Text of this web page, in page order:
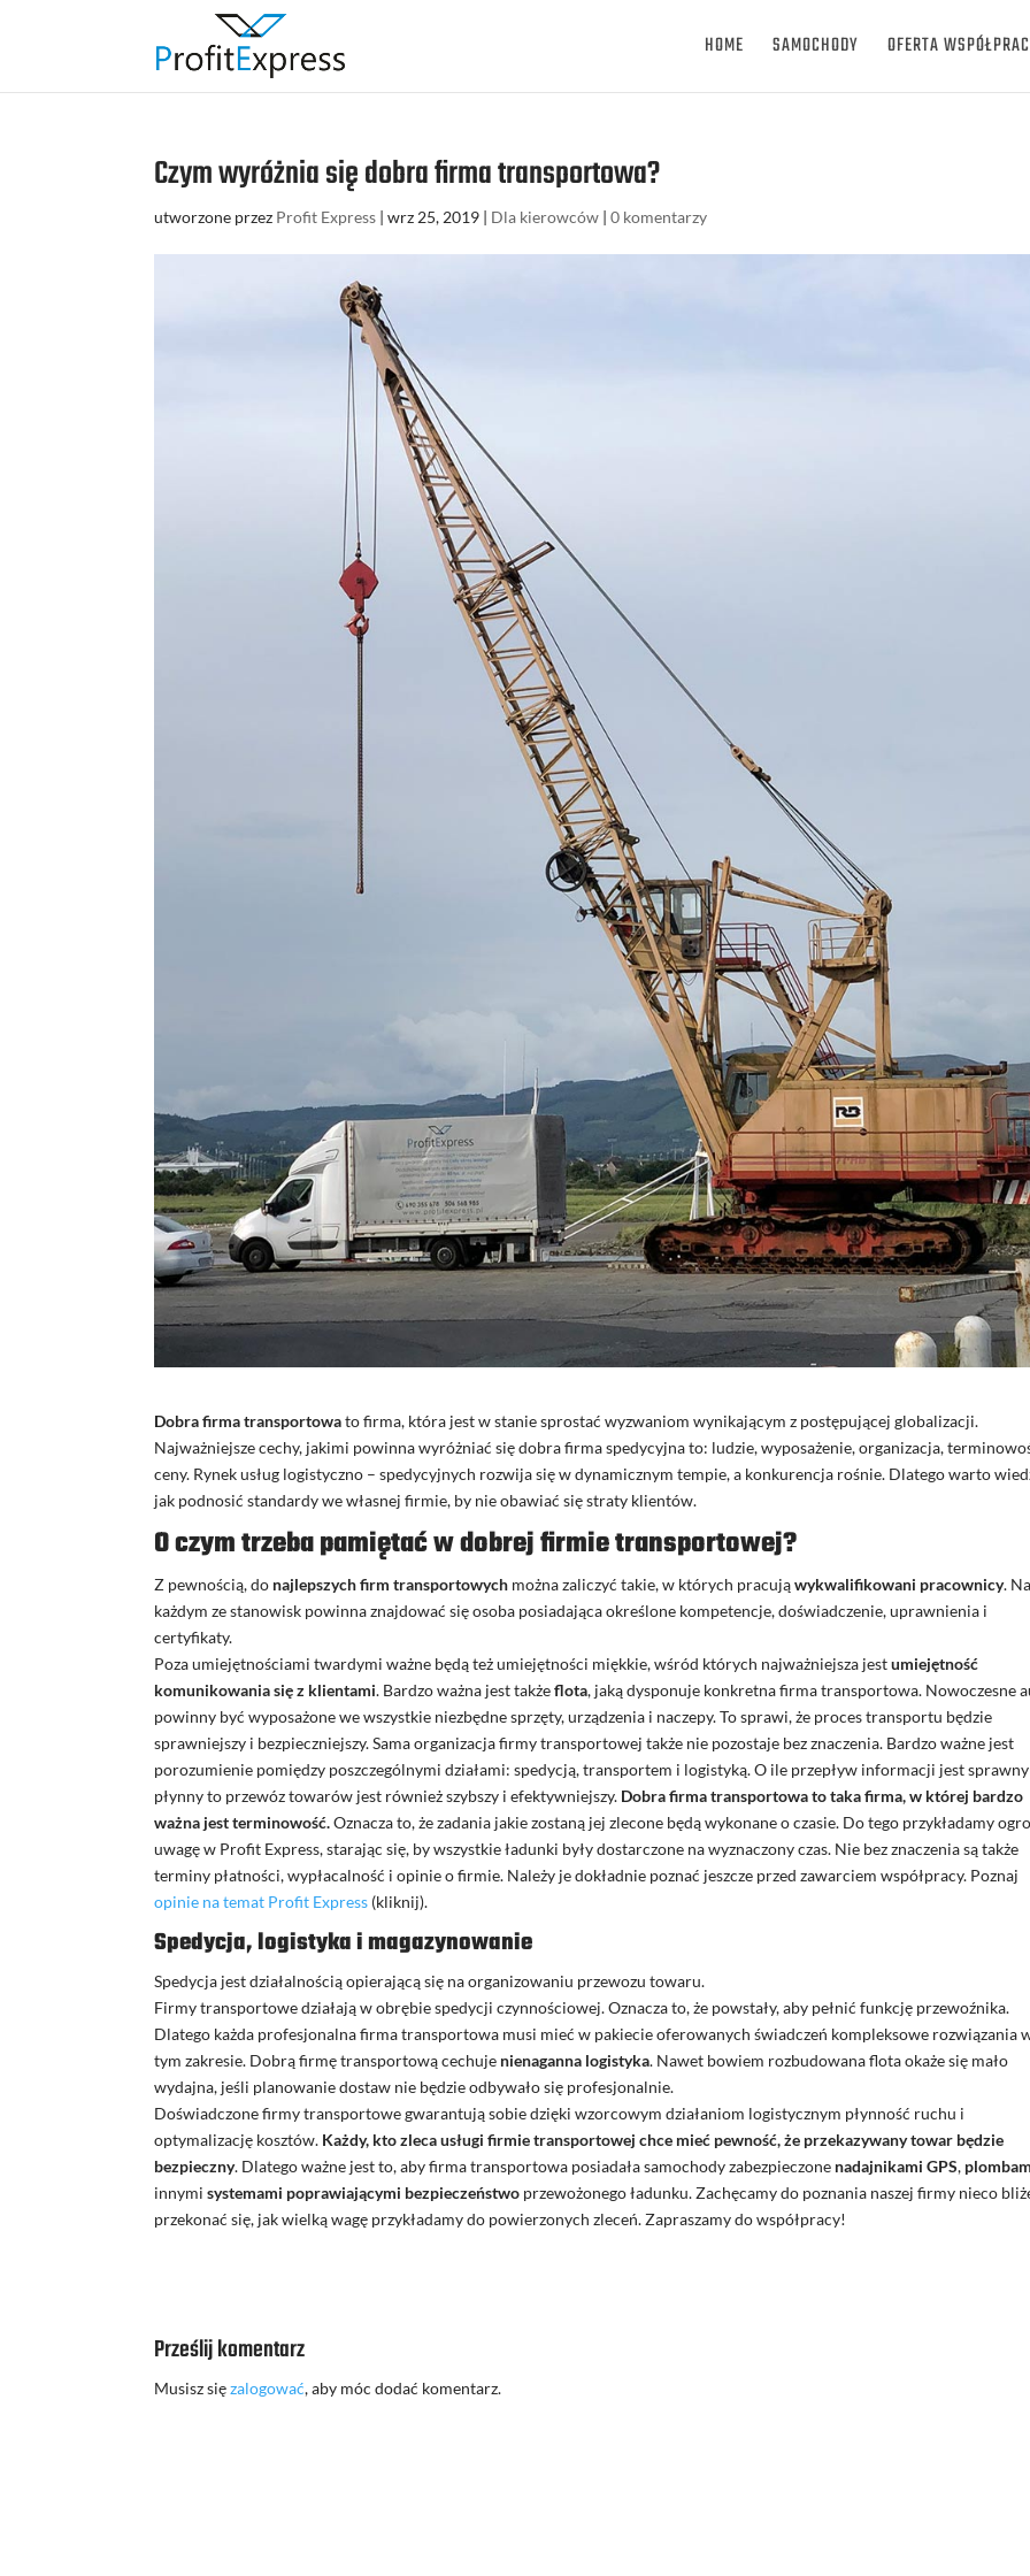
HOME SAMOCHODY OFERTA
Czym wyróżnia się dobra firma transportowa?
utworzone przez Profit Express |wrz 25, 2019 | Dla kierowców |0 komentarzy
Dobra firma transportowato firma, która jest w stanie sprostać wyzwaniom wynikającym z postępującej globalizacji.
Najważniejsze cechy, jakimi powinna wyróżniać się dobra firma spedycyjna to: ludzie, wyposażenie, organizacja,
ceny. Rynek usług logistyczno – spedycyjnych rozwija się w dynamicznym tempie, a konkurencja rośnie. Dlatego warto
jak podnosić standardy we własnej firmie, by nie obawiać się straty klientów.
O czym trzeba pamiętać w dobrej firmie transportowej?
Z pewnością, do najlepszych firm transportowych można zaliczyć takie, w których pracująwykwalifikowani pracownicy. Na
każdym ze stanowisk powinna znajdować się osoba posiadająca określone kompetencje, doświadczenie, uprawnienia i
certyfikaty.
Poza umiejętnościami twardymi ważne będą też umiejętności miękkie, wśród których najważniejsza jestumiejętność
komunikowania się z klientami. Bardzo ważna jest takżeflota, jaką dysponuje konkretna firma transportowa. Nowoczesne
powinny być wyposażone we wszystkie niezbędne sprzęty, urządzenia i naczepy. To sprawi, że proces transportu będzie
sprawniejszy i bezpieczniejszy. Sama organizacja firmy transportowej także nie pozostaje bez znaczenia. Bardzo ważne jest
porozumienie pomiędzy poszczególnymi działami: spedycją, transportem i logistyką. O ile przepływ informacji jest
płynny to przewóz towarów jest również szybszy i efektywniejszy. Dobra firma transportowa to taka firma, w której bardzo
ważna jest terminowość.Oznacza to, że zadania jakie zostaną jej zlecone będą wykonane o czasie. Do tego przykładamy
uwagę w Profit Express, starając się, by wszystkie ładunki były dostarczone na wyznaczony czas. Nie bez znaczenia są także
terminy płatności, wypłacalność i opinie o firmie. Należy je dokładnie poznać jeszcze przed zawarciem współpracy. Poznaj
opinie na temat Profit Express (kliknij).
Spedycja, logistyka i magazynowanie
Spedycja jest działalnością opierającą się na organizowaniu przewozu towaru.
Firmy transportowe działają w obrębie spedycji czynnościowej. Oznacza to, że powstały, aby pełnić funkcję przewoźnika.
Dlatego każda profesjonalna firma transportowa musi mieć w pakiecie oferowanych świadczeń kompleksowe rozwiązania
tym zakresie. Dobrą firmę transportową cechuje nienaganna logistyka. Nawet bowiem rozbudowana flota okaże się mało
wydajna, jeśli planowanie dostaw nie będzie odbywało się profesjonalnie.
Doświadczone firmy transportowe gwarantują sobie dzięki wzorcowym działaniom logistycznym płynność ruchu i
optymalizację kosztów. Każdy, kto zleca usługi firmie transportowej chce mieć pewność, że przekazywany towar będzie
bezpieczny. Dlatego ważne jest to, aby firma transportowa posiadała samochody zabezpieczone nadajnikami GPS,
innymisystemami poprawiającymi bezpieczeństwo przewożonego ładunku. Zachęcamy do poznania naszej firmy nieco
przekonać się, jak wielką wagę przykładamy do powierzonych zleceń. Zapraszamy do współpracy!
Prześlij komentarz
Musisz sięzalogować, aby móc dodać komentarz.